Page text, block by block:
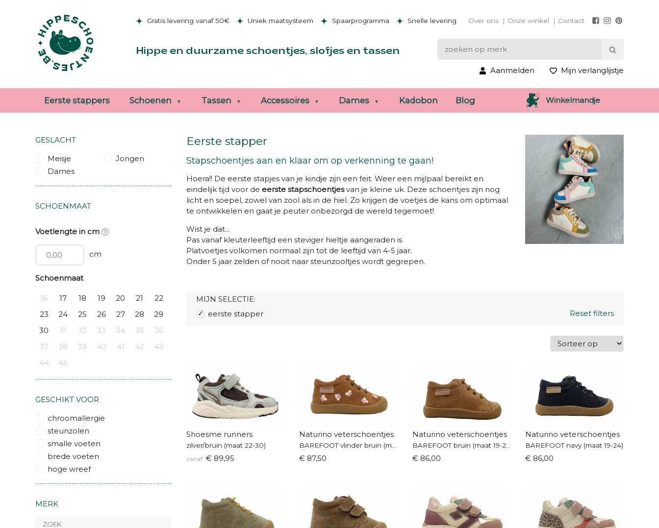
Gratis levering vanaf 50€ Uniek maatsysteem Spaarprogramma Snelle levering Over ons Onze winkel Contact
Hippe en duurzame schoentjes, slofjes en tassen
Aanmelden Mijn verlanglijstje
Eerste stappers Schoenen Tassen Accessoires Dames Kadobon Blog Winkelmandje
GESLACHT
Meisje
Jongen
Dames
SCHOENMAAT
Voetlengte in cm
cm
Schoenmaat
16 17 18 19 20 21
22
23
24 25 26 27 28
29
30
31 32 33 34 35
36
37
38 39 40 41 42
43
44
45
GESCHIKT VOOR
chroomallergie
steunzolen
smalle voeten
brede voeten
hoge wreef
MERK
Eerste stapper
Stapschoentjes aan en klaar om op verkenning te gaan!
Hoera!! De eerste stapjes van je kindje zijn een feit. Weer een mijlpaal bereikt en
eindelijk tijd voor de eerste stapschoentjesvan je kleine uk. Deze schoentjes zijn nog
licht en soepel, zowel van zool als in de hiel. Zo krijgen de voetjes de kans om optimaal
te ontwikkelen en gaat je peuter onbezorgd de wereld tegemoet!
Wist je dat...
Pas vanaf kleuterleeftijd een steviger hieltje aangeraden is
Platvoetjes volkomen normaal zijn tot de leeftijd van 4-5 jaar.
Onder 5 jaar zelden of nooit naar steunzooltjes wordt gegrepen.
MIJN SELECTIE:
eerste stapper
Reset filters
Shoesme runners
zilver/bruin (maat 22-30)
vanaf € 89,95
Naturino veterschoentjes
BAREFOOT vlinder bruin (maat 19-24)
€ 87,50
Naturino veterschoentjes
BAREFOOT bruin (maat 19-24)
€ 86,00
Naturino veterschoentjes
BAREFOOT navy (maat 19-24)
€ 86,00